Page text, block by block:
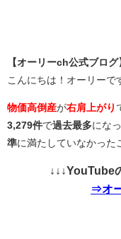
【オーリーch公式ブロ
こんにちは！オーリーで
物価高倒産が右肩上がり
3,279件で過去最多にな
準に満たしていなかった
↓↓↓YouTube
⇒オ